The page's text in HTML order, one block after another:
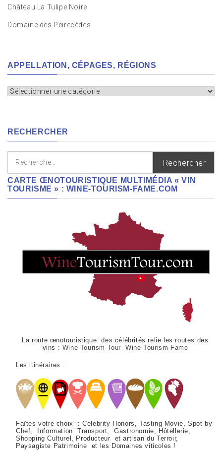
Château La Tulipe Noire
Domaine des Peirecèdes
APPELLATION, CÉPAGES, RÉGIONS
Appellation,
RECHERCHER
Rechercher :
CARTE ŒNOTOURISTIQUE MULTIMÉDIA « VIN
TOURISME » : WINE-TOURISM-FAME.COM
La route œnotouristique des célébrités relie les routes des
vins : Wine-Tourism-Tour Wine-Tourism-Fame
Les itinéraires :
Faîtes votre choix : Celebrity Honors, Tasting Movie, Spot by
Chef, Information Transport, Gastronomie, Hôtellerie,
Shopping Culturel, Producteur et artisan du Terroir,
Paysagiste Patrimoine et les Domaines viticoles !